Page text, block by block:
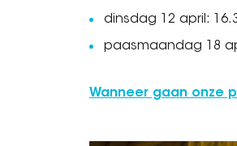
dinsdag 12 april:
paasmaandag 18
Wanneer gaan onze